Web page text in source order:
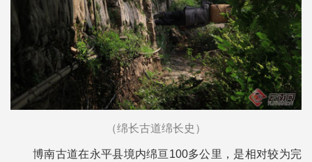
（绵长古道绵长史）
博南古道在永平县境内绵亘100多公里，是相对较为完